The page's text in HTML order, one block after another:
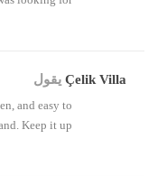
Çelik Villa يقول
and easy to
Keep it up!